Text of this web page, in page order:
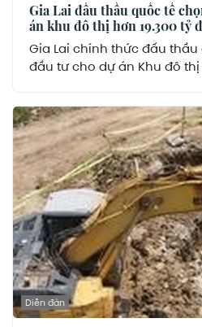
Gia Lai đấu thầu quốc tế
án khu đô thị hơn 19.300 tỷ
Gia Lai chính thức đấu
đầu tư cho dự án Khu đô thị
Diễn đàn